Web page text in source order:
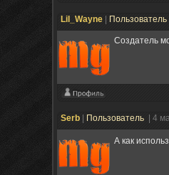
Lil_Wayne Пользователь
Создатель
Serb Пользователь | 4
А как